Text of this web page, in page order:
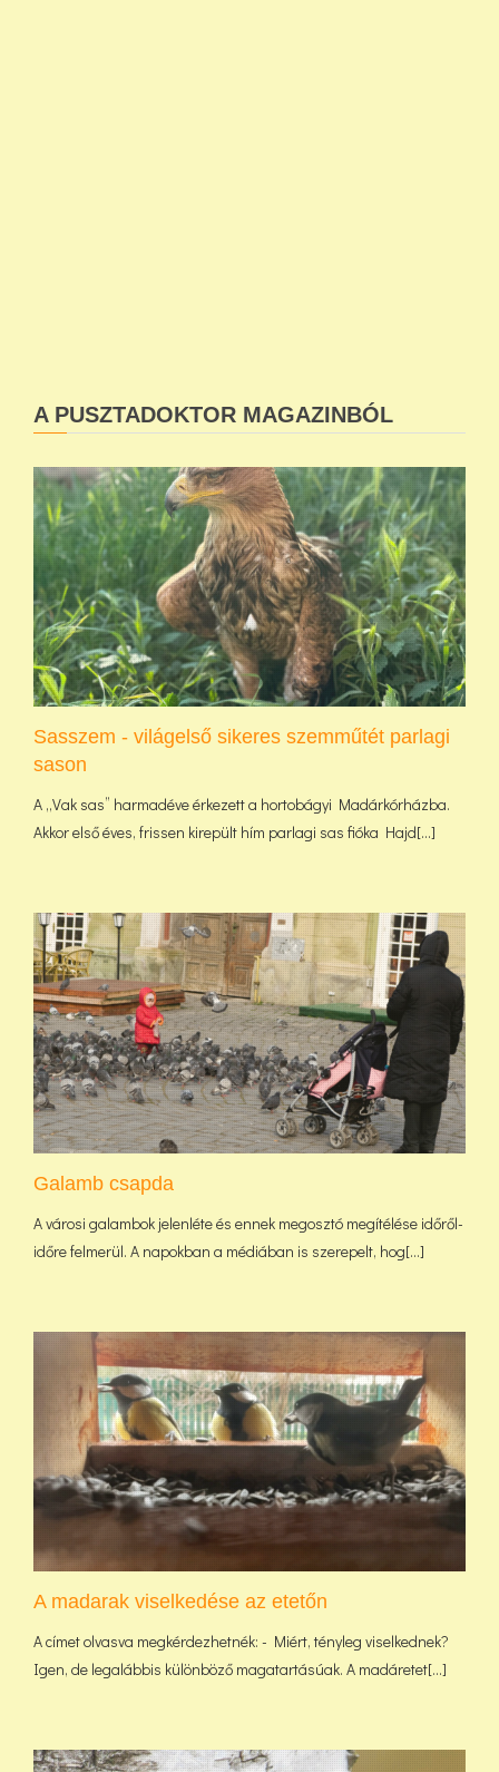
A PUSZTADOKTOR MAGAZINBÓL
Sasszem - világelső sikeres szemműtét parlagi
sason
A „Vak sas” harmadéve érkezett a hortobágyi Madárkórházba.
Akkor első éves, frissen kirepült hím parlagi sas fióka Hajd[...]
Galamb csapda
A városi galambok jelenléte és ennek megosztó megítélése időről-
időre felmerül. A napokban a médiában is szerepelt, hog[...]
A madarak viselkedése az etetőn
A címet olvasva megkérdezhetnék: - Miért, tényleg viselkednek?
Igen, de legalábbis különböző magatartásúak. A madáretet[...]